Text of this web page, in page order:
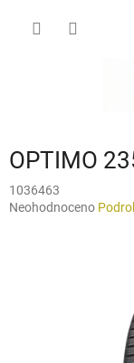
OPTIMO
1036463
Průměrné
Neohodnoceno